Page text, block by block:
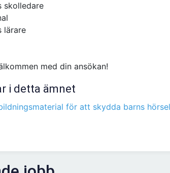
skolledare
lärare
med din ansökan!
i detta ämnet
för att skydda barns hörsel